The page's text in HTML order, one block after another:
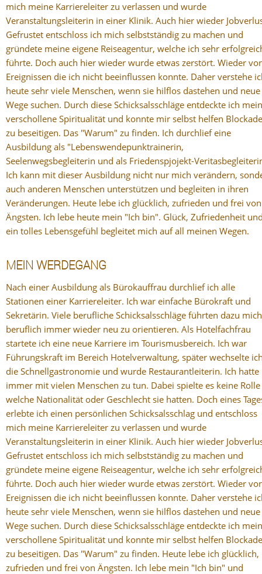
mich meine Karriereleiter zu verlassen und wurde
Veranstaltungsleiterin in einer Klinik. Auch hier wieder
Gefrustet entschloss ich mich selbstständig zu machen und
gründete meine eigene Reiseagentur, welche ich sehr
führte. Doch auch hier wieder wurde etwas zerstört. Wieder
Ereignissen die ich nicht beeinflussen konnte. Daher verstehe
heute sehr viele Menschen, wenn sie hilflos dastehen und neue
Wege suchen. Durch diese Schicksalsschläge entdeckte ich
verschollene Spiritualität und konnte mir selbst helfen
zu beseitigen. Das "Warum" zu finden. Ich durchlief eine
Ausbildung als "Lebenswendepunktrainerin,
Seelenwegsbegleiterin und als Friedenspjojekt-
Ich kann mit dieser Ausbildung nicht nur mich verändern,
auch anderen Menschen unterstützen und begleiten in ihren
Veränderungen. Heute lebe ich glücklich, zufrieden und frei von
Ängsten. Ich lebe heute mein "Ich bin". Glück, Zufriedenheit
ein tolles Lebensgefühl begleitet mich auf all meinen Wegen.
MEIN WERDEGANG
Nach einer Ausbildung als Bürokauffrau durchlief ich alle
Stationen einer Karriereleiter. Ich war einfache Bürokraft und
Sekretärin. Viele berufliche Schicksalsschläge führten dazu mich
beruflich immer wieder neu zu orientieren. Als Hotelfachfrau
startete ich eine neue Karriere im Tourismusbereich. Ich war
Führungskraft im Bereich Hotelverwaltung, später wechselte
die Schnellgastronomie und wurde Restaurantleiterin. Ich hatte
immer mit vielen Menschen zu tun. Dabei spielte es keine Rolle
welche Nationalität oder Geschlecht sie hatten. Doch eines
erlebte ich einen persönlichen Schicksalsschlag und entschloss
mich meine Karriereleiter zu verlassen und wurde
Veranstaltungsleiterin in einer Klinik. Auch hier wieder
Gefrustet entschloss ich mich selbstständig zu machen und
gründete meine eigene Reiseagentur, welche ich sehr
führte. Doch auch hier wieder wurde etwas zerstört. Wieder
Ereignissen die ich nicht beeinflussen konnte. Daher verstehe
heute sehr viele Menschen, wenn sie hilflos dastehen und neue
Wege suchen. Durch diese Schicksalsschläge entdeckte ich
verschollene Spiritualität und konnte mir selbst helfen
zu beseitigen. Das "Warum" zu finden. Heute lebe ich glücklich,
zufrieden und frei von Ängsten. Ich lebe mein "Ich bin" und